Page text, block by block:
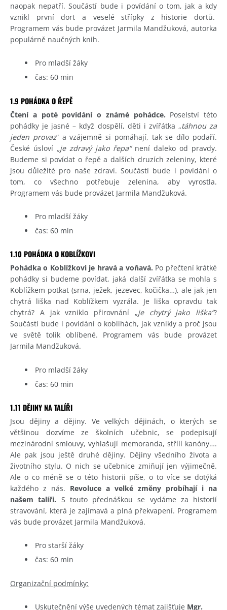
naopak nepatří. Součástí bude i povídání o tom, jak a kdy
vznikl první dort a veselé střípky z historie dortů.
Programem vás bude provázet Jarmila Mandžuková, autorka
populárně naučných knih.
Pro mladší žáky
čas: 60 min
1.9 POHÁDKA O ŘEPĚ
Čtení a poté povídání o známé pohádce. Poselství této
pohádky je jasné – když dospělí, děti i zvířátka „táhnou za
jeden provaz“ a vzájemně si pomáhají, tak se dílo podaří.
České úsloví „je zdravý jako řepa“není daleko od pravdy.
Budeme si povídat o řepě a dalších druzích zeleniny, které
jsou důležité pro naše zdraví. Součástí bude i povídání o
tom, co všechno potřebuje zelenina, aby vyrostla.
Programem vás bude provázet Jarmila Mandžuková.
Pro mladší žáky
čas: 60 min
1.10 POHÁDKA O KOBLÍŽKOVI
Pohádka o Koblížkovi je hravá a voňavá. Po přečtení krátké
pohádky si budeme povídat, jaká další zvířátka se mohla s
Koblížkem potkat (srna, ježek, jezevec, kočička…), ale jak jen
chytrá liška nad Koblížkem vyzrála. Je liška opravdu tak
chytrá? A jak vzniklo přirovnání „je chytrý jako liška“?
Součástí bude i povídání o koblihách, jak vznikly a proč jsou
ve světě tolik oblíbené. Programem vás bude provázet
Jarmila Mandžuková.
Pro mladší žáky
čas: 60 min
1.11 DĚJINY NA TALÍŘI
Jsou dějiny a dějiny. Ve velkých dějinách, o kterých se
většinou dozvíme ze školních učebnic, se podepisují
mezinárodní smlouvy, vyhlašují memoranda, střílí kanóny….
Ale pak jsou ještě druhé dějiny. Dějiny všedního života a
životního stylu. O nich se učebnice zmiňují jen výjimečně.
Ale o co méně se o této historii píše, o to více se dotýká
každého z nás. Revoluce a velké změny probíhají i na
našem talíři. S touto přednáškou se vydáme za historií
stravování, která je zajímavá a plná překvapení. Programem
vás bude provázet Jarmila Mandžuková.
Pro starší žáky
čas: 60 min
Organizační podmínky:
Uskutečnění výše uvedených témat zajišťuje Mgr.